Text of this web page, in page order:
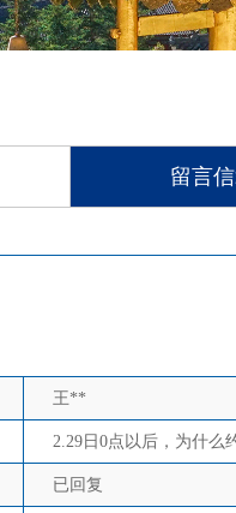
留言
王**
2.29日0点以后，为什么
已回复